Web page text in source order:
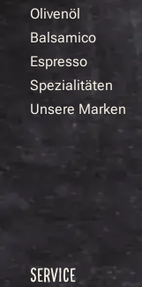
Olivenöl
Balsamico
Espresso
Spezialitäten
Unsere Marken
SERVICE